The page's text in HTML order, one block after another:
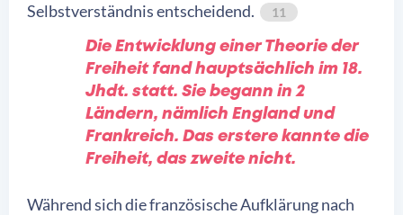
Selbstverständnis entscheidend.
11
Die Entwicklung einer Theorie der
Freiheit fand hauptsächlich im 18.
Jhdt. statt. Sie begann in 2
Ländern, nämlich England und
Frankreich. Das erstere kannte die
Freiheit, das zweite nicht.
Während sich die französische Aufklärung nach